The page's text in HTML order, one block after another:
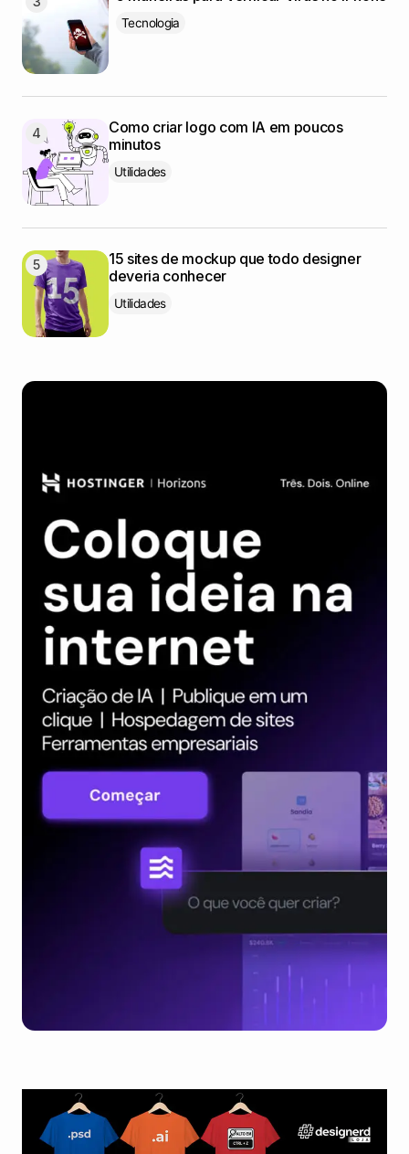
Tecnologia
Como criar logo com IA em poucos
minutos
Utilidades
15 sites de mockup que todo designer
deveria conhecer
Utilidades